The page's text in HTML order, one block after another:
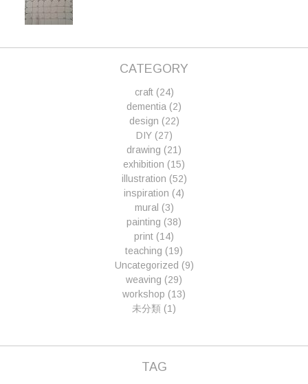
CATEGORY
craft(24)
dementia (2)
design (22)
DIY(27)
drawing (21)
exhibition (15)
illustration (52)
inspiration (4)
mural (3)
painting (38)
print (14)
teaching (19)
Uncategorized (9)
weaving (29)
workshop (13)
未分類 (1)
TAG